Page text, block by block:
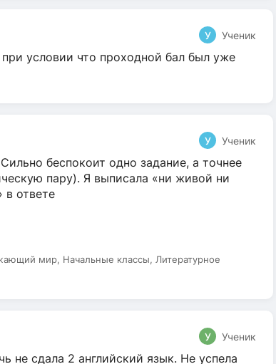
У Ученик
условии что проходной бал был уже
У Ученик
беспокоит одно задание, а точнее
пару). Я выписала «ни живой ни
в ответе
мир, Начальные классы, Литературное
У Ученик
не сдала 2 английский язык. Не успела